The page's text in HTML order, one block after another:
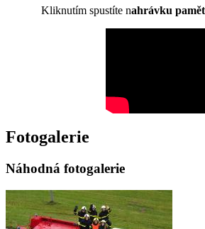
Kliknutím spustíte nahrávku
Fotogalerie
Náhodná fotogalerie